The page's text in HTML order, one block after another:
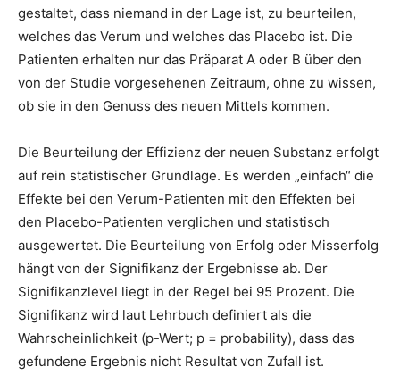
gestaltet, dass niemand in der Lage ist, zu beurteilen,
welches das Verum und welches das Placebo ist. Die
Patienten erhalten nur das Präparat A oder B über den
von der Studie vorgesehenen Zeitraum, ohne zu wissen,
ob sie in den Genuss des neuen Mittels kommen.
Die Beurteilung der Effizienz der neuen Substanz erfolgt
auf rein statistischer Grundlage. Es werden „einfach“ die
Effekte bei den Verum-Patienten mit den Effekten bei
den Placebo-Patienten verglichen und statistisch
ausgewertet. Die Beurteilung von Erfolg oder Misserfolg
hängt von der Signifikanz der Ergebnisse ab. Der
Signifikanzlevel liegt in der Regel bei 95 Prozent. Die
Signifikanz wird laut Lehrbuch definiert als die
Wahrscheinlichkeit (p-Wert; p = probability), dass das
gefundene Ergebnis nicht Resultat von Zufall ist.